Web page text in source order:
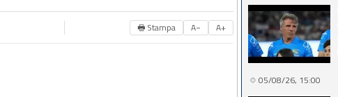
🖶 Stampa A− A+
05/08/26, 15:00